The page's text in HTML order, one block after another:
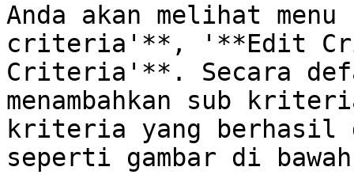
Anda akan melihat
criteria'**, '**Edit
Criteria'**. Secara
menambahkan sub
kriteria yang berhasil
seperti gambar di